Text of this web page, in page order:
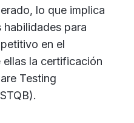
lo que implica
para
en el
la certificación
Testing